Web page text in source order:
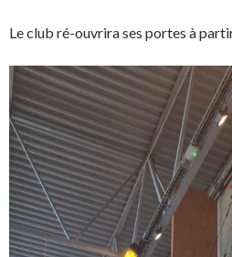
Le club ré-ouvrira ses portes à